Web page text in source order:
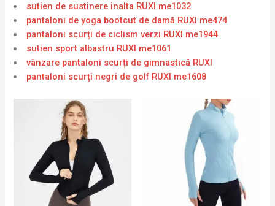
sutien de sustinere inalta RUXI me1032
pantaloni de yoga bootcut de damă RUXI me474
pantaloni scurți de ciclism verzi RUXI me1944
sutien sport albastru RUXI me1061
vânzare pantaloni scurți de gimnastică RUXI
pantaloni scurți negri de golf RUXI me1608